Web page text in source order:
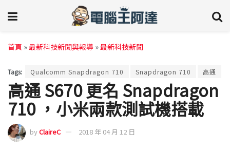
首頁 »最新科技新聞與報導 »最新科技新聞
Tags: Qualcomm Snapdragon 710 Snapdragon 710 高通
高通 S670 更名 Snapdragon
710 ，小米兩款測試機搭載
byClaireC 2018 年 04 月 12 日